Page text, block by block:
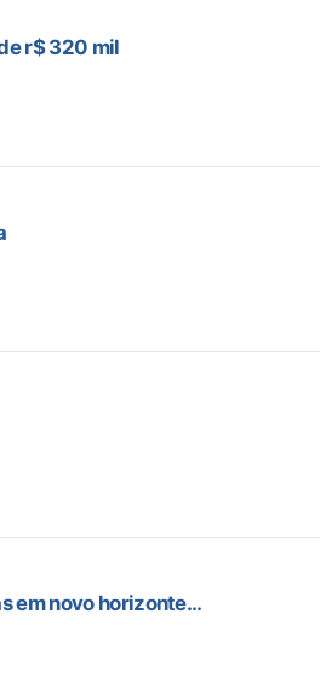
r$ 320 mil
em novo horizonte...